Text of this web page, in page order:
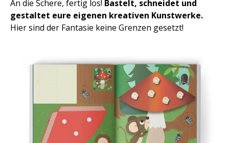
An die Schere, fertig los! Bastelt, schneidet und
gestaltet eure eigenen kreativen Kunstwerke.
Hier sind der Fantasie keine Grenzen gesetzt!